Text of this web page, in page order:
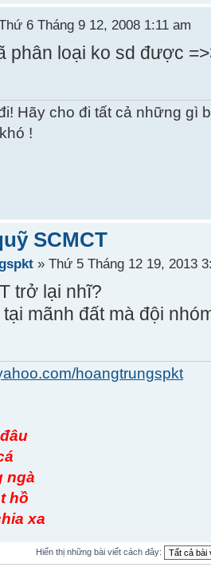
6 Tháng 9 12, 2008 1:11 am
phân loại ko sd được
Hãy cho đi tất cả những gì
!
SCMCT
» Thứ 5 Tháng 12 19, 2013
trở lại nhĩ?
mãnh đất mà đội
hoangtrungspkt
ngà
hồ
xa
Hiển thị những bài viết cách đây: